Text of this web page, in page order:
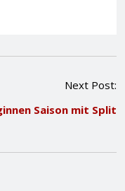
Next Post:
Saison mit Split